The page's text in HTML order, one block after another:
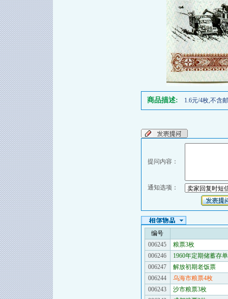
商品描述: 1.6元/4枚,不含
提问内容：
通知选项：
编号
006245
粮票3枚
006246
1960年定期储蓄存
006247
解放初期老饭票
006244
乌海市粮票4枚
006243
沙市粮票3枚